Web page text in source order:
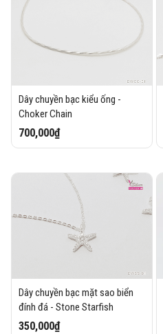
Dây chuyền bạc kiểu ống -
Choker Chain
700,000₫
Dây chuyền bạc mặt sao biển
đính đá - Stone Starfish
350,000₫